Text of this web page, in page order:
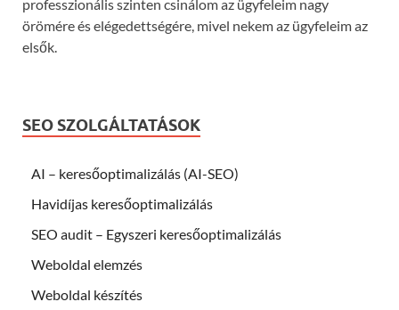
professzionális szinten csinálom az ügyfeleim nagy
örömére és elégedettségére, mivel nekem az ügyfeleim az
elsők.
SEO SZOLGÁLTATÁSOK
AI – keresőoptimalizálás (AI-SEO)
Havidíjas keresőoptimalizálás
SEO audit – Egyszeri keresőoptimalizálás
Weboldal elemzés
Weboldal készítés